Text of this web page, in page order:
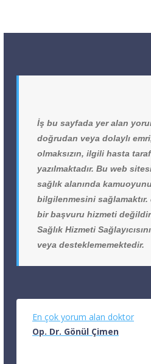
İş bu sayfada yer alan
doğrudan veya dolaylı
olmaksızın, ilgili hasta
yazılmaktadır. Bu web
sağlık alanında
bilgilenmesini
bir başvuru hizmeti
Sağlık Hizmeti
veya desteklememektedir.
En çok yorum alan doktor
Op. Dr. Gönül Çimen